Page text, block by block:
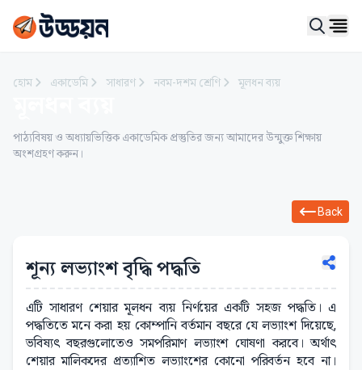
হোম একাডেমি সাধারণ নবম-দশম শ্রেণি মূলধন ব্যয়
পাঠ্যবিষয় ও অধ্যায়ভিত্তিক একাডেমিক প্রস্তুতির জন্য আমাদের উন্মুক্ত শিক্ষায়
অংশগ্রহণ করুন।
Back
শূন্য লভ্যাংশ বৃদ্ধি পদ্ধতি
এটি সাধারণ শেয়ার মূলধন ব্যয় নির্ণয়ের একটি সহজ পদ্ধতি। এ
পদ্ধতিতে মনে করা হয় কোম্পানি বর্তমান বছরে যে লভ্যাংশ দিয়েছে,
ভবিষ্যৎ বছরগুলোতেও সমপরিমাণ লভ্যাংশ ঘোষণা করবে। অর্থাৎ
শেয়ার মালিকদের প্রত্যাশিত লভ্যাংশের কোনো পরিবর্তন হবে না।